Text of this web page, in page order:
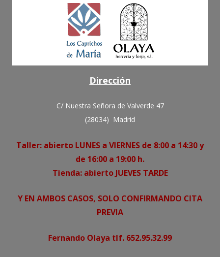
Dirección
C/ Nuestra Señora de Valverde 47
(28034) Madrid
Taller: abierto LUNES a VIERNES de 8:00 a 14:30 y
de 16:00 a 19:00 h.
Tienda: abierto JUEVES TARDE
Y EN AMBOS CASOS, SOLO CONFIRMANDO CITA
PREVIA
Fernando Olaya tlf. 652.95.32.99